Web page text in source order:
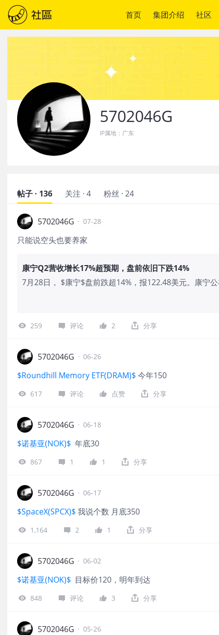
首页 集团介绍 社区
5702046G
IP属地： 广东
帖子 · 136 关注 · 4 粉丝 · 24
5702046G · 07-28
只能说空头也要养家
康宁Q2营收增长17%超预期，盘前依旧下跌14%
7月28日， $康宁$盘前跌超14%，报122.48美元。康宁
16%；核心每股收益预计为0.85至0.89美元，同比增长约
259 评论 2 分享
5702046G · 06-26
$Roundhill Memory ETF(DRAM)$ 今年150
617 评论 点赞 分享
5702046G · 06-18
$诺基亚(NOK)$ 年底30
867 1 1 分享
5702046G · 06-17
$SpaceX(SPCX)$ 我说个数 月底350
1,164 2 1 分享
5702046G · 06-02
$诺基亚(NOK)$ 目标价120，明年到达
848 评论 3 分享
5702046G · 05-26